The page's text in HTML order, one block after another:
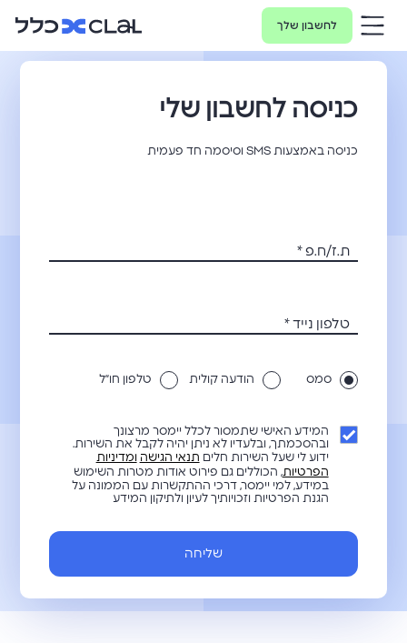
לחשבון שלך
כניסה לחשבון שלי
כניסה באמצעות SMS וסיסמה חד פעמית
ת.ז/ח.פ*
טלפון נייד*
סמס הודעה קולית טלפון חו״ל
המידע האישי שתמסור לכלל יימסר מרצונך
ובהסכמתך, ובלעדיו לא ניתן יהיה לקבל את השירות.
ידוע לי שעל השירות חלים תנאי הגישה ומדיניות
הפרטיות, הכוללים גם פירוט אודות מטרות השימוש
במידע, למי יימסר, דרכי ההתקשרות עם הממונה על
הגנת הפרטיות וזכויותיך לעיון ולתיקון המידע
שליחה